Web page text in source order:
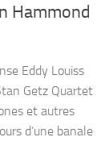
Hammond
Eddy Louiss
Getz Quartet
et autres
d’une banale